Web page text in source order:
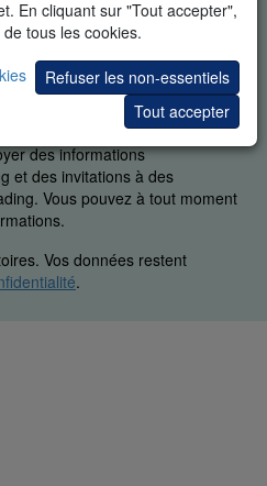
En cliquant sur "Tout accepter",
tous les cookies.
Refuser les non-essentiels
Tout accepter
TEMPS RÉEL
reconnaissez spécifiquement
des informations
et des invitations à des
Vous pouvez à tout moment
Vos données restent
.